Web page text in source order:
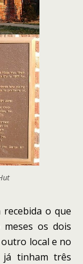
o que
meses os dois
local e no
já tinham três